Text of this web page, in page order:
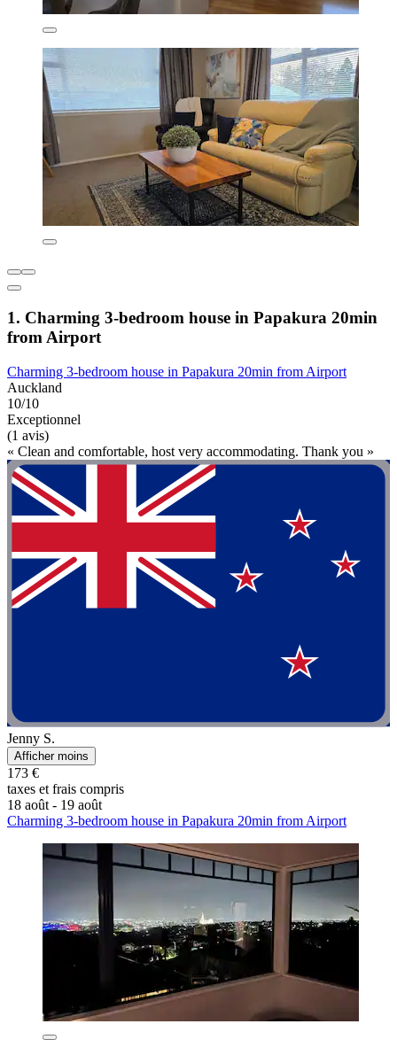
1. Charming 3-bedroom house in Papakura 20min
from Airport
Charming 3-bedroom house in Papakura 20min from Airport
Auckland
10/10
Exceptionnel
(1 avis)
« Clean and comfortable, host very accommodating. Thank you »
Jenny S.
Afficher moins
173 €
taxes et frais compris
18 août - 19 août
Charming 3-bedroom house in Papakura 20min from Airport